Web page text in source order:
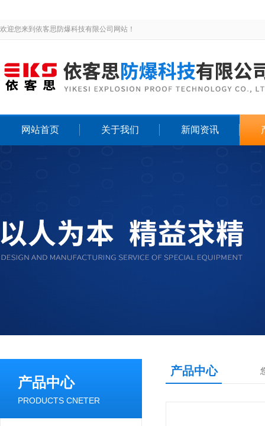
欢迎您来到依客思防爆科技有限公司网站！
网站首页 关于我们 新闻资讯
产品中心
PRODUCTS CNETER
产品中心